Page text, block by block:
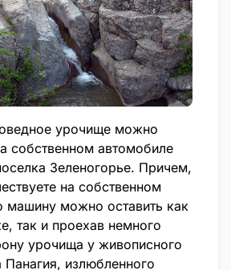
урочище можно
собственном автомобиле
Зеленогорье. Причем,
на собственном
машину можно оставить как
так и проехав немного
урочища у живописного
Панагия, излюбленного